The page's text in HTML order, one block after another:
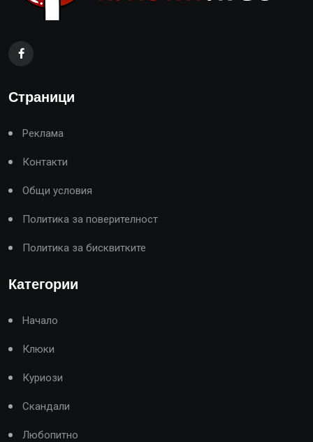
Страници
Реклама
Контакти
Общи условия
Политика за поверителност
Политика за бисквитките
Категории
Начало
Клюки
Куриози
Скандали
Любопитно